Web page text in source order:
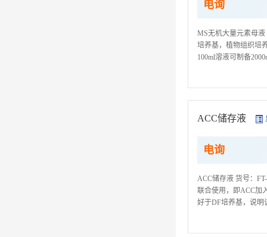
电询
MS无机大量元素母
培养基，植物组织培
100ml溶液可制备
ACC储存液
电询
ACC储存液 货号：
联合使用，即ACC加
好于DF培养基，说明